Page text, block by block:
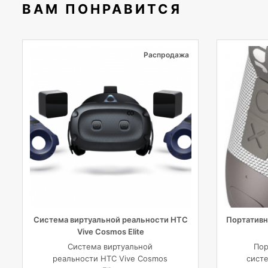
ВАМ ПОНРАВИТСЯ
Система виртуальной реальности HTC
Vive Cosmos Elite
Система виртуальной
реальности HTC Vive Cosmos
Распродажа